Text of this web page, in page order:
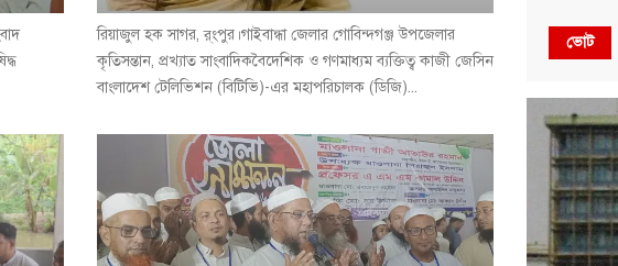
রিয়াজুল হক সাগর, র্ংপুর।গাইবান্ধা জেলার গোবিন্দগঞ্জ উপজেলার
কৃতিসন্তান, প্রখ্যাত সাংবাদিকবৈদেশিক ও গণমাধ্যম ব্যক্তিত্ব কাজী জেসিন
বাংলাদেশ টেলিভিশন (বিটিভি)-এর মহাপরিচালক (ডিজি)...
ভোট